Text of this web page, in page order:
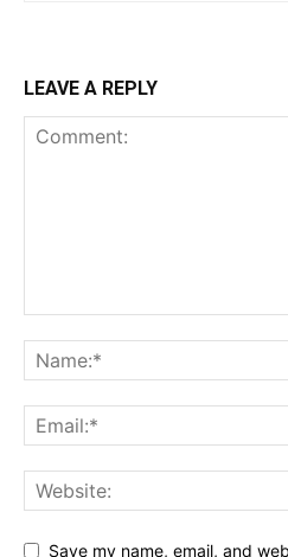
LEAVE A REPLY
Save my name, email, and